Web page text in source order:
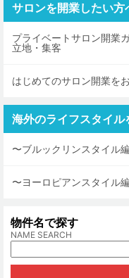
サロンを開業したい方
プライベートサロン開業
立地・集客
はじめてのサロン開業を
海外のライフスタイ
〜ブルックリンスタイル
〜ヨーロピアンスタイル
物件名で探す
NAME SEARCH